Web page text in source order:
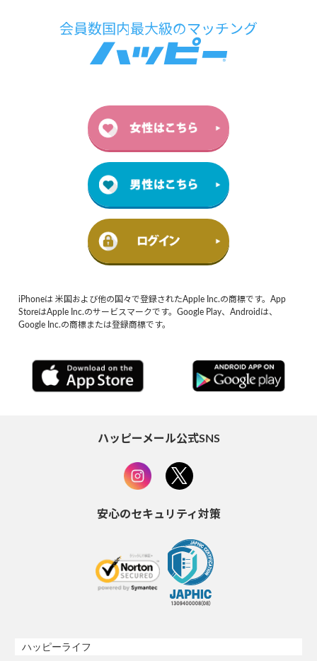
iPhoneは 米国および他の国々で登録されたApple Inc.の商標です。App
StoreはApple Inc.のサービスマークです。Google Play、Androidは、
Google Inc.の商標または登録商標です。
ハッピーメール公式SNS
安心のセキュリティ対策
ハッピーライフ